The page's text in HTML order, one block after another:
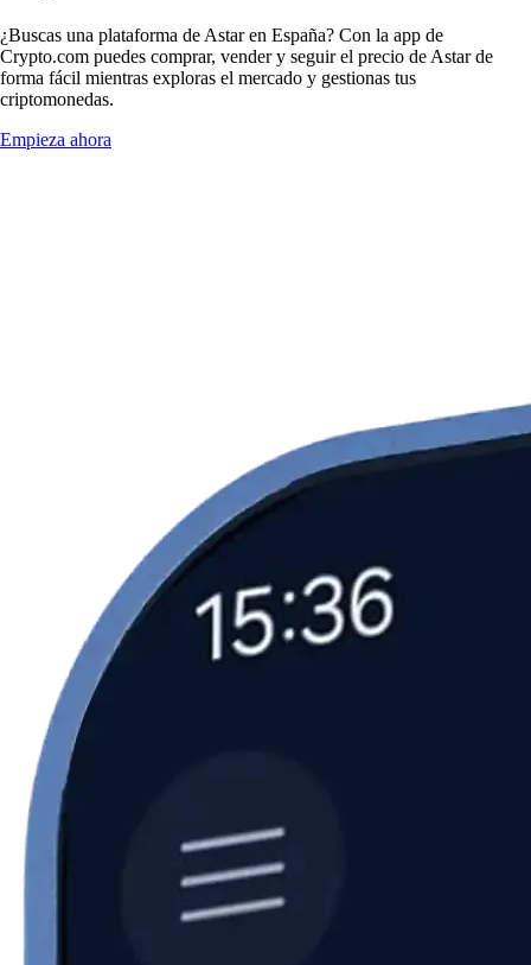
¿Buscas una plataforma de Astar en España? Con la app de
Crypto.com puedes comprar, vender y seguir el precio de Astar de
forma fácil mientras exploras el mercado y gestionas tus
criptomonedas.
Empieza ahora